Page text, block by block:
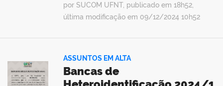
por SUCOM UFNT, publicado em 18h52,
última modificação em 09/12/2024 10h52
ASSUNTOS EM ALTA
Bancas de